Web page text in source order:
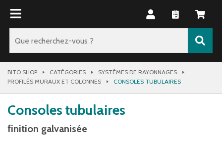
BITO SHOP CATÉGORIES
SYSTÈMES DE RAYONNAGES
PROFILÉS MURAUX ET COLONNES
CONSOLES TUBULAIRES
Consoles tubulaires
finition galvanisée